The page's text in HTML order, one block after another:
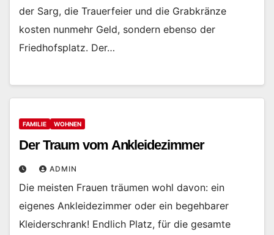
der Sarg, die Trauerfeier und die Grabkränze
kosten nunmehr Geld, sondern ebenso der
Friedhofsplatz. Der…
FAMILIE WOHNEN
Der Traum vom Ankleidezimmer
ADMIN
Die meisten Frauen träumen wohl davon: ein
eigenes Ankleidezimmer oder ein begehbarer
Kleiderschrank! Endlich Platz, für die gesamte